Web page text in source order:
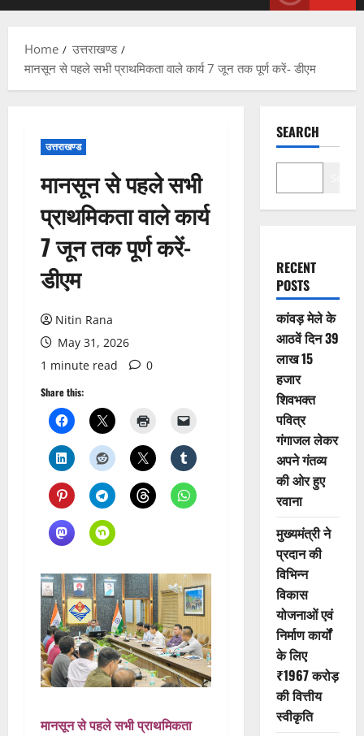
Home
उत्तराखण्ड
मानसून से पहले सभी प्राथमिकता वाले कार्य 7 जून तक पूर्ण करें- डीएम
उत्तराखण्ड
मानसून से पहले सभी
प्राथमिकता वाले कार्य
7 जून तक पूर्ण करें-
डीएम
Nitin Rana
May 31, 2026
1 minute read
0
Share this:
मानसून से पहले सभी प्राथमिकता
SEARCH
RECENT
POSTS
कांवड़ मेले के
आठवें दिन 39
लाख 15
हजार
शिवभक्त
पवित्र
गंगाजल लेकर
अपने गंतव्य
की ओर हुए
रवाना
मुख्यमंत्री ने
प्रदान की
विभिन्न
विकास
योजनाओं एवं
निर्माण कार्यों
के लिए
₹1967 करोड़
की वित्तीय
स्वीकृति